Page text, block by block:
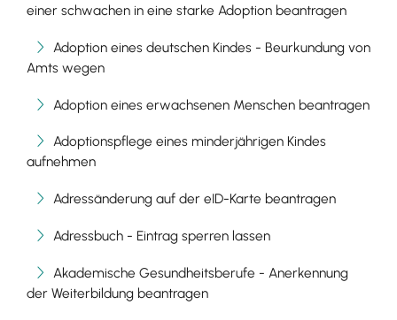
einer schwachen in eine starke Adoption beantragen
Adoption eines deutschen Kindes - Beurkundung von
Amts wegen
Adoption eines erwachsenen Menschen beantragen
Adoptionspflege eines minderjährigen Kindes
aufnehmen
Adressänderung auf der eID-Karte beantragen
Adressbuch - Eintrag sperren lassen
Akademische Gesundheitsberufe - Anerkennung
der Weiterbildung beantragen